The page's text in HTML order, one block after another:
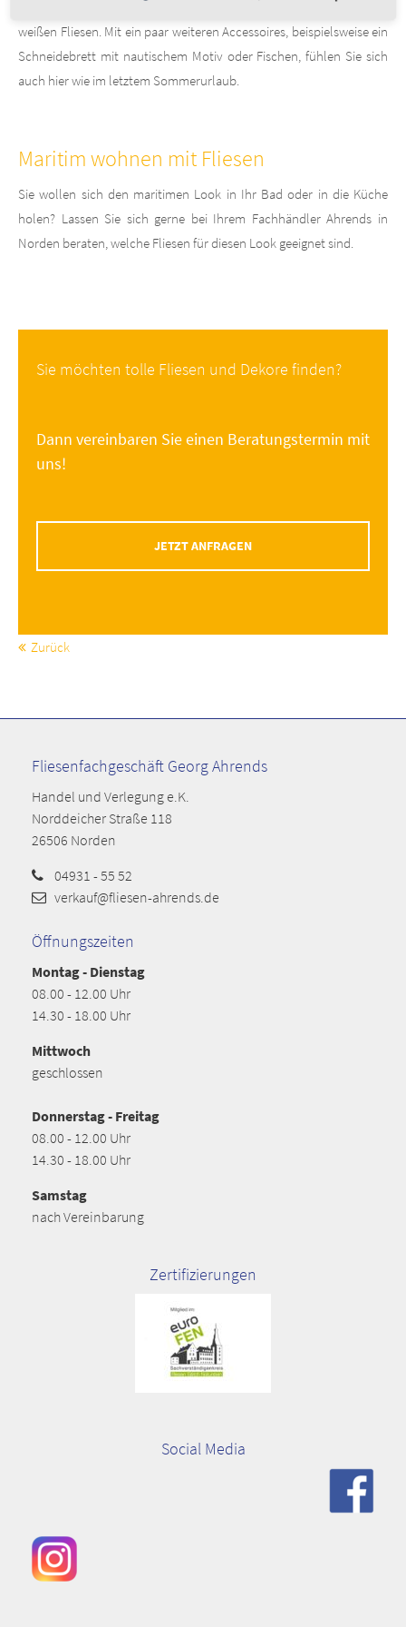
aus matten, sandfarbenen Fliesen kombinieren, wie auch aus blau-
weißen Fliesen. Mit ein paar weiteren Accessoires, beispielsweise ein
Schneidebrett mit nautischem Motiv oder Fischen, fühlen Sie sich
auch hier wie im letztem Sommerurlaub.
Maritim wohnen mit Fliesen
Sie wollen sich den maritimen Look in Ihr Bad oder in die Küche
holen? Lassen Sie sich gerne bei Ihrem Fachhändler Ahrends in
Norden beraten, welche Fliesen für diesen Look geeignet sind.
Sie möchten tolle Fliesen und Dekore finden?
Dann vereinbaren Sie einen Beratungstermin mit
uns!
JETZT ANFRAGEN
Zurück
Fliesenfachgeschäft Georg Ahrends
Handel und Verlegung e.K.
Norddeicher Straße 118
26506 Norden
04931 - 55 52
verkauf@fliesen-ahrends.de
Öffnungszeiten
Montag - Dienstag
08.00 - 12.00 Uhr
14.30 - 18.00 Uhr
Mittwoch
geschlossen
Donnerstag - Freitag
08.00 - 12.00 Uhr
14.30 - 18.00 Uhr
Samstag
nach Vereinbarung
Zertifizierungen
Social Media